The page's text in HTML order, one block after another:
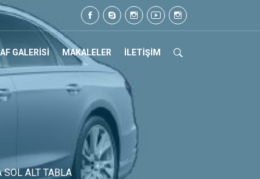
0505 105 07 17
GALERİSİ MAKALELER İLETİŞİM
SOL ALT TABLA